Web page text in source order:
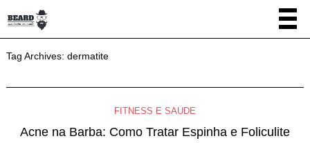
Tag Archives: dermatite
FITNESS E SAÚDE
Acne na Barba: Como Tratar Espinha e Foliculite